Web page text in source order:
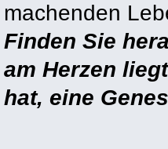
machenden
Finden Sie
am Herzen
hat, eine